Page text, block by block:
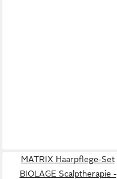
MATRIX Haarpflege-Set
BIOLAGE Scalptherapie -